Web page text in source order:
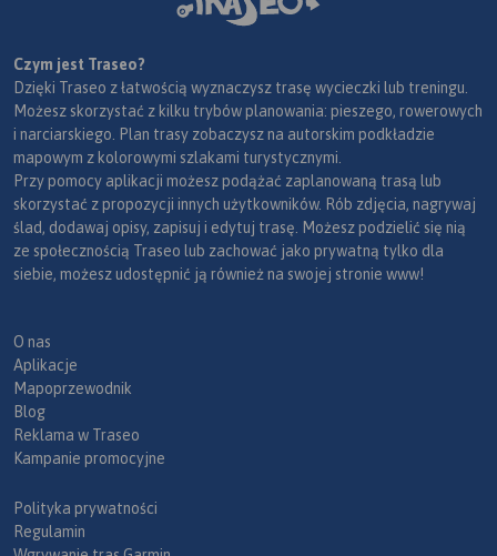
Czym jest Traseo?
Dzięki Traseo z łatwością wyznaczysz trasę wycieczki lub treningu.
Możesz skorzystać z kilku trybów planowania: pieszego, rowerowych
i narciarskiego. Plan trasy zobaczysz na autorskim podkładzie
mapowym z kolorowymi szlakami turystycznymi.
Przy pomocy aplikacji możesz podążać zaplanowaną trasą lub
skorzystać z propozycji innych użytkowników. Rób zdjęcia, nagrywaj
ślad, dodawaj opisy, zapisuj i edytuj trasę. Możesz podzielić się nią
ze społecznością Traseo lub zachować jako prywatną tylko dla
siebie, możesz udostępnić ją również na swojej stronie www!
O nas
Aplikacje
Mapoprzewodnik
Blog
Reklama w Traseo
Kampanie promocyjne
Polityka prywatności
Regulamin